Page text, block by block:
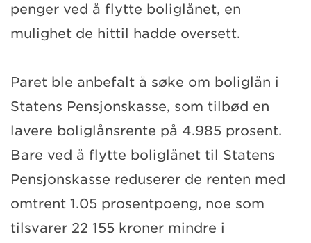
penger ved å flytte boliglånet, en
mulighet de hittil hadde oversett.
Paret ble anbefalt å søke om boliglån i
Statens Pensjonskasse, som tilbød en
lavere boliglånsrente på 4.985 prosent.
Bare ved å flytte boliglånet til Statens
Pensjonskasse reduserer de renten med
omtrent 1.05 prosentpoeng, noe som
tilsvarer 22 155 kroner mindre i